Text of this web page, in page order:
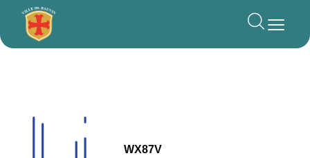
principal
WX87V